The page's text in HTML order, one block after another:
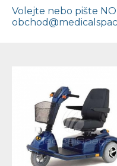
Volejte nebo pište